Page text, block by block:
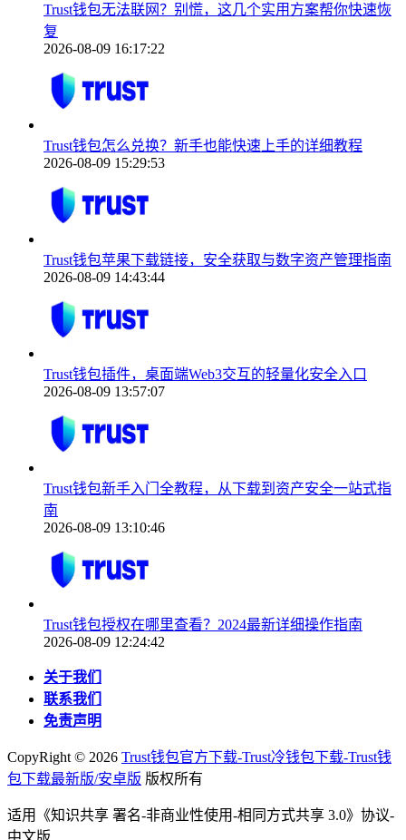
Trust钱包无法联网？别慌，这几个实用方案帮你快速恢
复
2026-08-09 16:17:22
Trust钱包怎么兑换？新手也能快速上手的详细教程
2026-08-09 15:29:53
Trust钱包苹果下载链接，安全获取与数字资产管理指南
2026-08-09 14:43:44
Trust钱包插件，桌面端Web3交互的轻量化安全入口
2026-08-09 13:57:07
Trust钱包新手入门全教程，从下载到资产安全一站式指
南
2026-08-09 13:10:46
Trust钱包授权在哪里查看？2024最新详细操作指南
2026-08-09 12:24:42
关于我们
联系我们
免责声明
CopyRight © 2026 Trust钱包官方下载-Trust冷钱包下载-Trust钱
包下载最新版/安卓版 版权所有
适用《知识共享 署名-非商业性使用-相同方式共享 3.0》协议-
中文版